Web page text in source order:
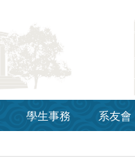
學生事務 系友會